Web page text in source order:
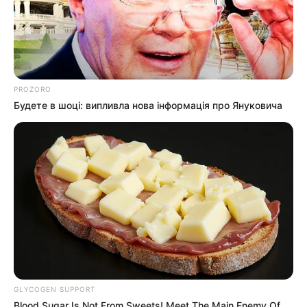
КАТЕГОРІЇ
Без рубрики
Культура
PROZORO
Будете в шоці: випливла нова інформація про Януковича
GLYCOGEN SUPPORT